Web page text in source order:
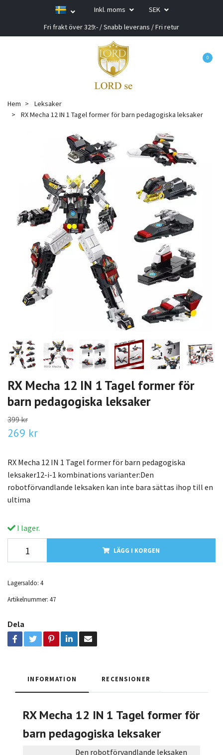
Inkl. moms
SEK
Fri frakt över 329:- / Snabb leverans / Fri retur
0
Hem
Leksaker
RX Mecha 12 IN 1 Tagel former för barn pedagogiska leksaker
RX Mecha 12 IN 1 Tagel former för
barn pedagogiska leksaker
399 kr
269 kr
RX Mecha 12 IN 1 Tagel former för barn pedagogiska
leksaker12-i-1 kombinations varianter:Den
robotförvandlande leksaken kan inte bara sättas ihop till en
ultima
I lager.
LÄGG I KORGEN
Lagersaldo: 4
Artikelnummer: 47
Dela
INFORMATION RECENSIONER
RX Mecha 12 IN 1 Tagel former för
barn pedagogiska leksaker
Den robotförvandlande leksaken